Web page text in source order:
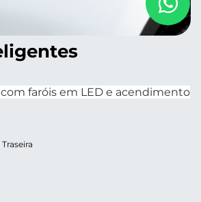
faróis em LED e acendimento